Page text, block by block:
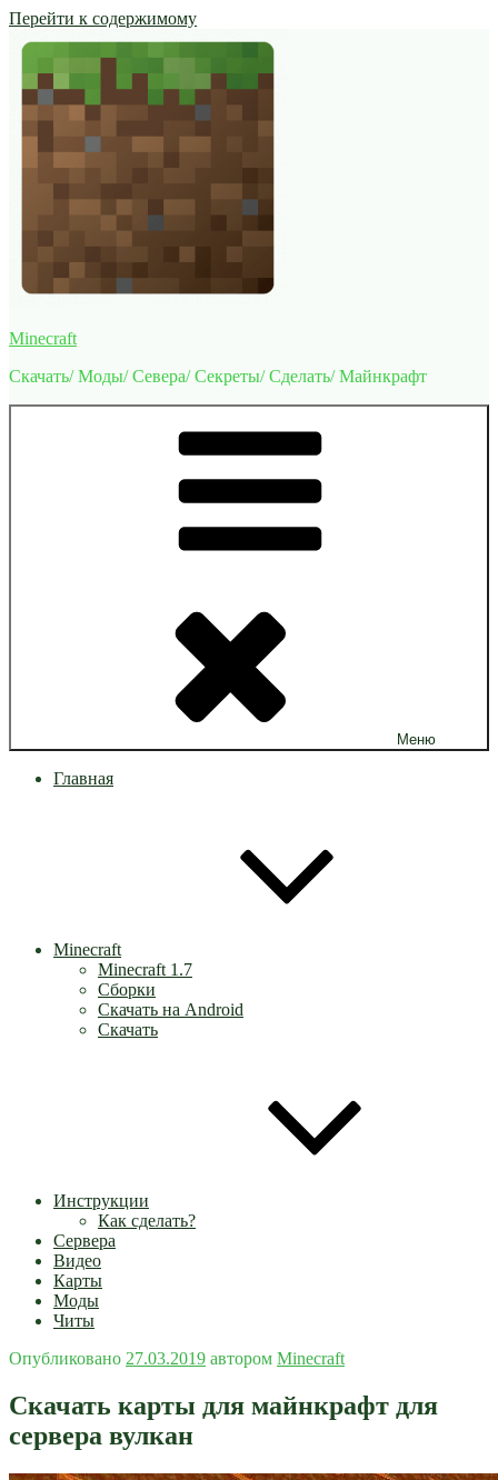
Перейти к содержимому
Minecraft
Скачать/ Моды/ Севера/ Секреты/ Сделать/ Майнкрафт
Меню
Главная
Minecraft
Minecraft 1.7
Сборки
Скачать на Android
Скачать
Инструкции
Как сделать?
Сервера
Видео
Карты
Моды
Читы
Опубликовано 27.03.2019 автором Minecraft
Скачать карты для майнкрафт для
сервера вулкан